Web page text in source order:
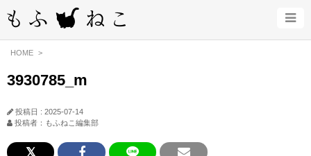
HOME
3930785_m
投稿日 : 2025-07-14
投稿者：もふねこ編集部